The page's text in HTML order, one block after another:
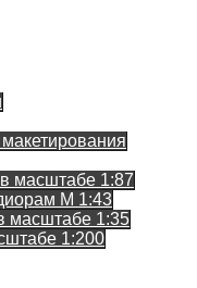
масштабе 1:87
М 1:43
масштабе 1:35
1:200